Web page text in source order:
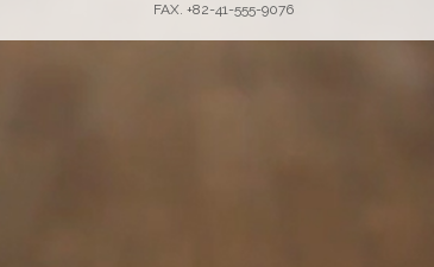
FAX. +82-41-555-9076